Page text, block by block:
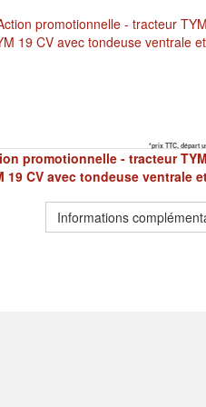
*prix TTC, départ
promotionnelle - tracteur
19 CV avec tondeuse ventrale
Informations